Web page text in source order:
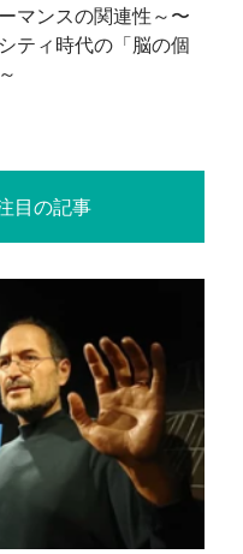
マンスの関連性～〜
ティ時代の「脳の個
目の記事